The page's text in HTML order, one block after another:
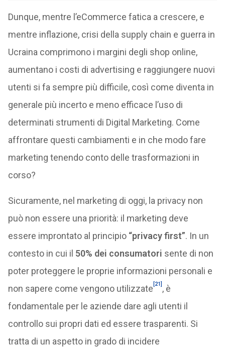
Dunque, mentre l’eCommerce fatica a crescere, e
mentre inflazione, crisi della supply chain e guerra in
Ucraina comprimono i margini degli shop online,
aumentano i costi di advertising e raggiungere nuovi
utenti si fa sempre più difficile, così come diventa in
generale più incerto e meno efficace l’uso di
determinati strumenti di Digital Marketing. Come
affrontare questi cambiamenti e in che modo fare
marketing tenendo conto delle trasformazioni in
corso?
Sicuramente, nel marketing di oggi, la privacy non
può non essere una priorità: il marketing deve
essere improntato al principio “privacy first”. In un
contesto in cui il 50% dei consumatori sente di non
poter proteggere le proprie informazioni personali e
non sapere come vengono utilizzate [21] , è
fondamentale per le aziende dare agli utenti il
controllo sui propri dati ed essere trasparenti. Si
tratta di un aspetto in grado di incidere